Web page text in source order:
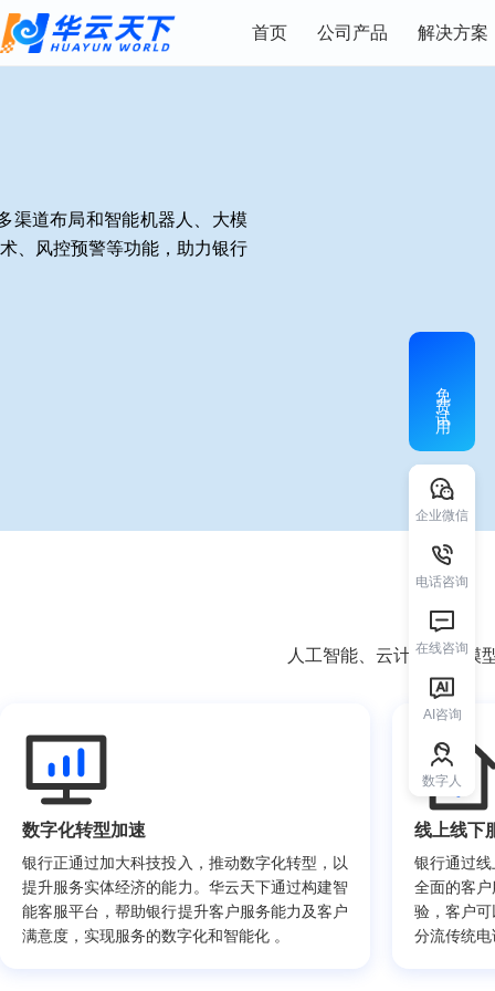
首页 公司产品 解决方案
渠道布局和智能机器人、大模
、风控预警等功能，助力银行
人工智能、云计算、大模
数字化转型加速
银行正通过加大科技投入，推动数字化转型，以
提升服务实体经济的能力。华云天下通过构建智
能客服平台，帮助银行提升客户服务能力及客户
满意度，实现服务的数字化和智能化 。
线上线下
银行通过
全面的客
验，客户
分流传统
免费试用
企业微信
电话咨询
在线咨询
AI咨询
数字人